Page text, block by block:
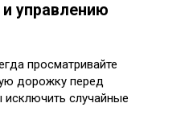
управлению
просматривайте
дорожку перед
исключить случайные